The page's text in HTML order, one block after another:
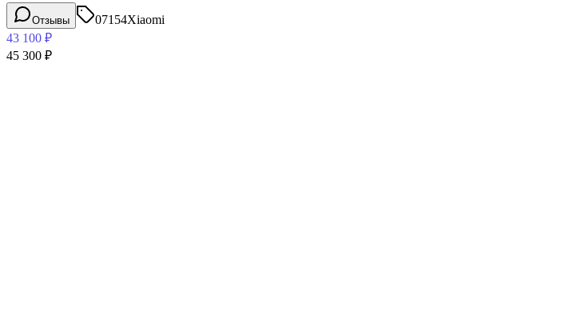
Отзывы 07154Xiaomi
43 100 ₽
45 300 ₽